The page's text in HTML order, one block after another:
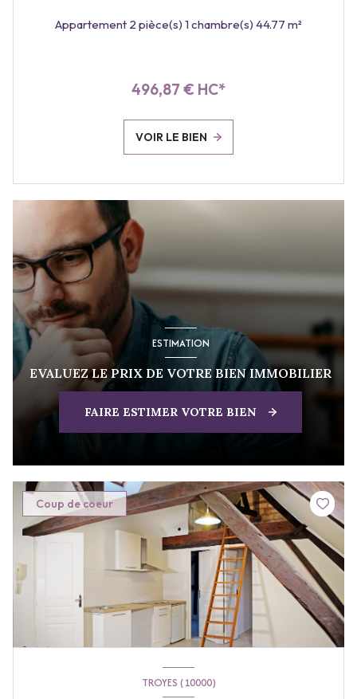
Appartement 2 pièce(s) 1 chambre(s) 44.77 m²
496,87 € HC*
VOIR LE BIEN
ESTIMATION
EVALUEZ LE PRIX DE VOTRE BIEN IMMOBILIER
FAIRE ESTIMER VOTRE BIEN
Coup de coeur
TROYES (10000)